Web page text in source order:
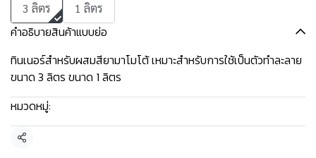
3 ลิตร 1 ลิตร
คำอธิบายสินค้าแบบย่อ
ทินเนอร์สำหรับผสมสียามาโมโต้ เหมาะสำหรับการใช้เป็นตัวทำละลาย
ขนาด 3 ลิตร ขนาด 1 ลิตร
หมวดหมู่:
แชร์